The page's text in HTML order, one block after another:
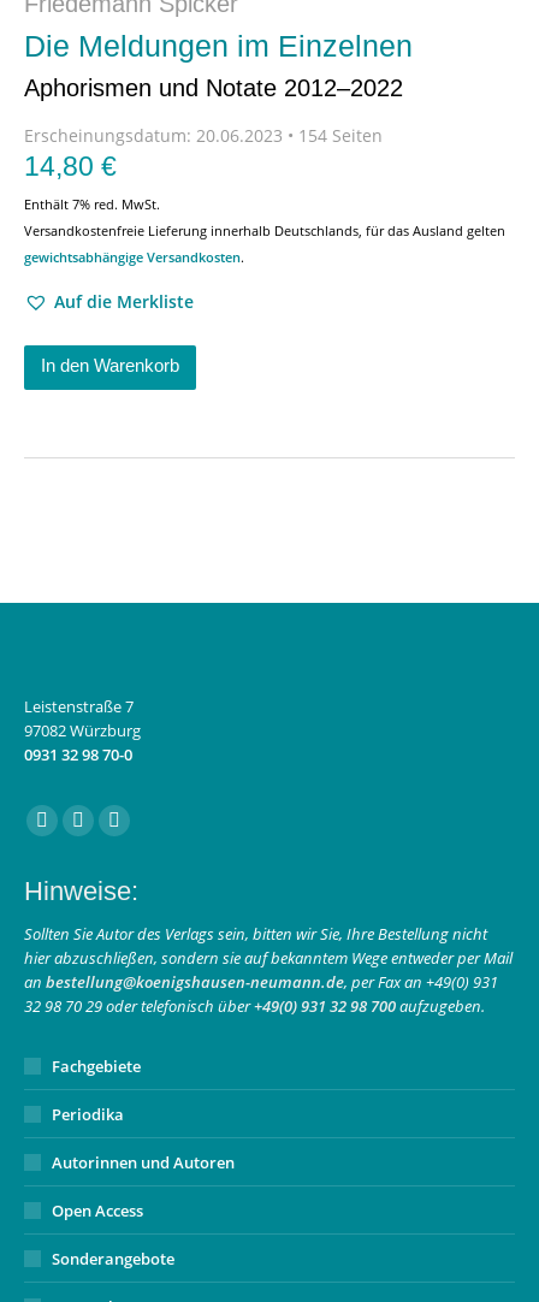
Die Meldungen im Einzelnen
Aphorismen und Notate 2012–2022
Erscheinungsdatum: 20.06.2023 • 154 Seiten
14,80 €
Enthält 7% red. MwSt.
Versandkostenfreie Lieferung innerhalb Deutschlands, für das Ausland gelten
gewichtsabhängige Versandkosten.
Auf die Merkliste
In den Warenkorb
Leistenstraße 7
97082 Würzburg
0931 32 98 70-0
Finden Sie uns auf:
Facebook
opens
in
new
window
Instagram
opens
in
new
window
E-
page
opens
in
new
window
Hinweise:
Sollten Sie Autor des Verlags sein, bitten wir Sie, Ihre Bestellung nicht
hier abzuschließen, sondern sie auf bekanntem Wege entweder per Mail
an bestellung@koenigshausen-neumann.de, per Fax an +49(0) 931
32 98 70 29 oder telefonisch über+49(0) 931 32 98 700aufzugeben.
Fachgebiete
Periodika
Autorinnen und Autoren
Open Access
Sonderangebote